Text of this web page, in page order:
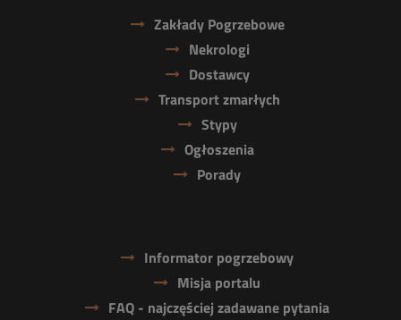
Zakłady Pogrzebowe
Nekrologi
Dostawcy
Transport zmarłych
Stypy
Ogłoszenia
Porady
Informator pogrzebowy
Misja portalu
FAQ - najczęściej zadawane pytania